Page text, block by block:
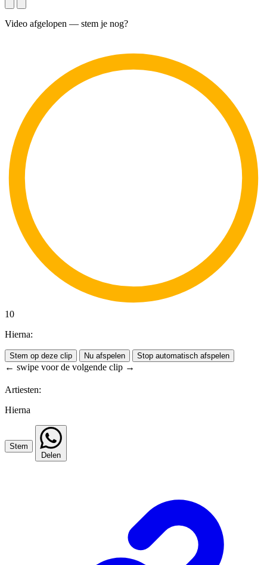
Video afgelopen — stem je nog?
10
Hierna:
Stem op deze clip Nu afspelen Stop automatisch afspelen
← swipe voor de volgende clip →
Artiesten:
Hierna
Stem
Delen